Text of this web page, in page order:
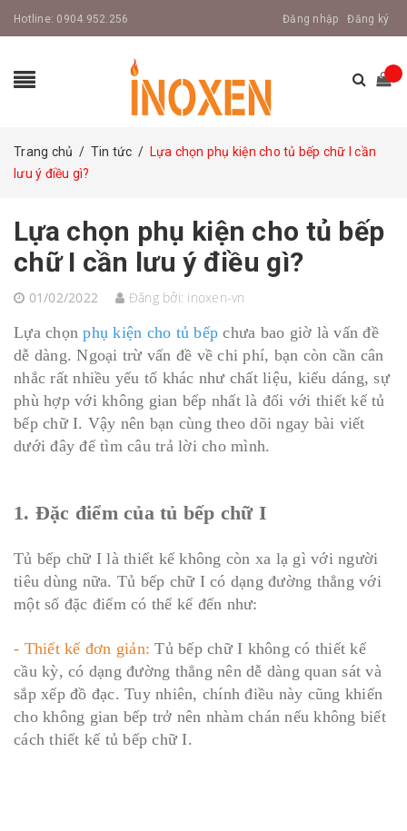
Hotline: 0904.952.256 Đăng nhập Đăng ký
Trang chủ / Tin tức / Lựa chọn phụ kiện cho tủ bếp chữ I cần
lưu ý điều gì?
Lựa chọn phụ kiện cho tủ bếp
chữ I cần lưu ý điều gì?
01/02/2022 Đăng bởi: inoxen-vn
Lựa chọnphụ kiện cho tủ bếp chưa bao giờ là vấn đề
dễ dàng. Ngoại trừ vấn đề về chi phí, bạn còn cần cân
nhắc rất nhiều yếu tố khác như chất liệu, kiểu dáng, sự
phù hợp với không gian bếp nhất là đối với thiết kế tủ
bếp chữ I. Vậy nên bạn cùng theo dõi ngay bài viết
dưới đây để tìm câu trả lời cho mình.
1. Đặc điểm của tủ bếp chữ I
Tủ bếp chữ I là thiết kế không còn xa lạ gì với người
tiêu dùng nữa. Tủ bếp chữ I có dạng đường thẳng với
một số đặc điểm có thể kể đến như:
- Thiết kế đơn giản: Tủ bếp chữ I không có thiết kế
cầu kỳ, có dạng đường thẳng nên dễ dàng quan sát và
sắp xếp đồ đạc. Tuy nhiên, chính điều này cũng khiến
cho không gian bếp trở nên nhàm chán nếu không biết
cách thiết kế tủ bếp chữ I.